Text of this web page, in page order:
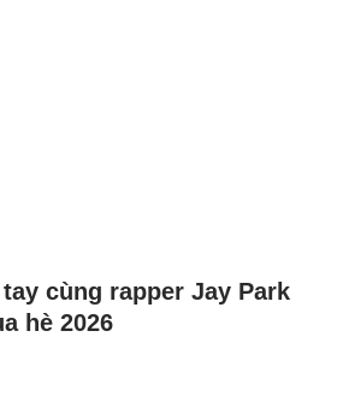
cùng rapper Jay Park
hè 2026